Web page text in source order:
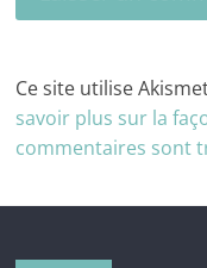
Ce site utilise
savoir plus sur la
commentaires sont